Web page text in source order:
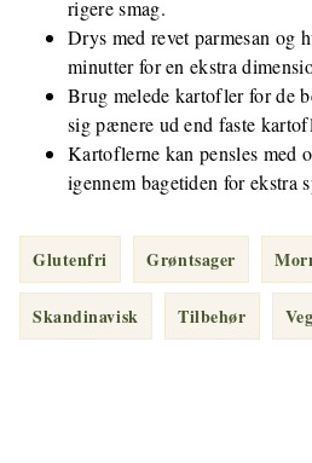
rigere smag.
Drys med revet parmesan og
minutter for en ekstra
Brug melede kartofler for de
sig pænere ud end faste
Kartoflerne kan pensles med
igennem bagetiden for ekstra
Glutenfri Grøntsager
Skandinavisk Tilbehør